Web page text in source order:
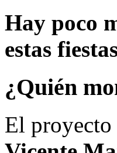
Hay poco
estas
¿Quién
El